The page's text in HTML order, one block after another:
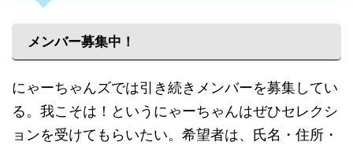
メンバー募集中！
にゃーちゃんズでは引き続きメンバーを募集してい
る。我こそは！というにゃーちゃんはぜひセレクシ
ョンを受けてもらいたい。希望者は、氏名・住所・